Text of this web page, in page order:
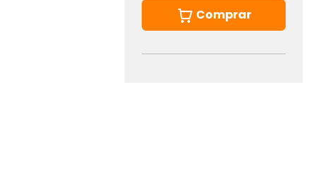
Comprar